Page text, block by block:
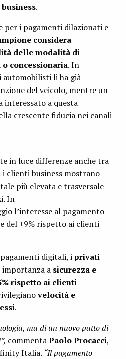
.
per i pagamenti dilazionati e
considera
delle modalità di
concessionaria. In
li ha già
del veicolo, mentre un
interessato a questa
crescente fiducia nei canali
in luce differenze anche tra
clienti business mostrano
più elevata e trasversale
In
l’interesse al pagamento
del +9% rispetto ai clienti
digitali, iprivati
a sicurezza e
rispetto ai clienti
velocità e
.
ma di un nuovo patto di
commentaPaolo Procacci,
Italia. “Il pagamento